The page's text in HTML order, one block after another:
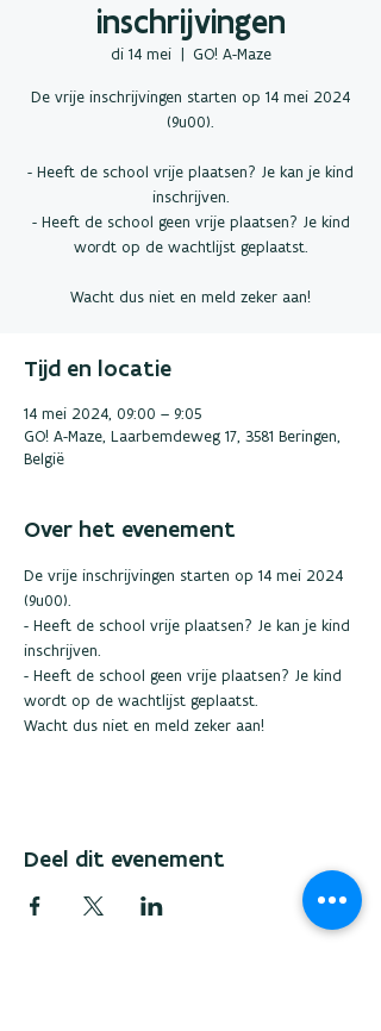
inschrijvingen
di 14 mei
  |
GO! A-Maze
De vrije inschrijvingen starten op 14 mei 2024
(9u00).
- Heeft de school vrije plaatsen? Je kan je kind
inschrijven.
- Heeft de school geen vrije plaatsen? Je kind
wordt op de wachtlijst geplaatst.
Wacht dus niet en meld zeker aan!
Tijd en locatie
14 mei 2024, 09:00 – 9:05
GO! A-Maze, Laarbemdeweg 17, 3581 Beringen,
België
Over het evenement
De vrije inschrijvingen starten op 14 mei 2024
(9u00).
- Heeft de school vrije plaatsen? Je kan je kind
inschrijven.
- Heeft de school geen vrije plaatsen? Je kind
wordt op de wachtlijst geplaatst.
Wacht dus niet en meld zeker aan!
Deel dit evenement